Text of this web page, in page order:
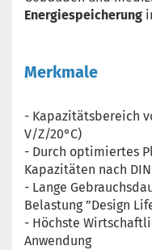
Energiespeicherung
Merkmale
- Kapazitätsbereich
V/Z/20°C)
- Durch optimiertes
Kapazitäten nach
- Lange
Belastung ”Design
- Höchste
Anwendung